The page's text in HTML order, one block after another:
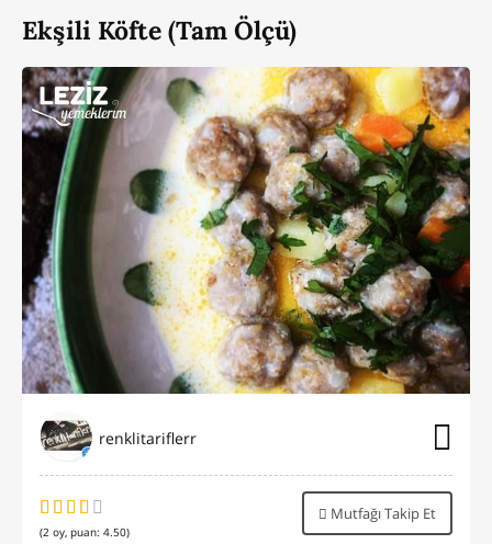
Ekşili Köfte (Tam Ölçü)
renklitariflerr
(2 oy, puan: 4.50)
Mutfağı Takip Et